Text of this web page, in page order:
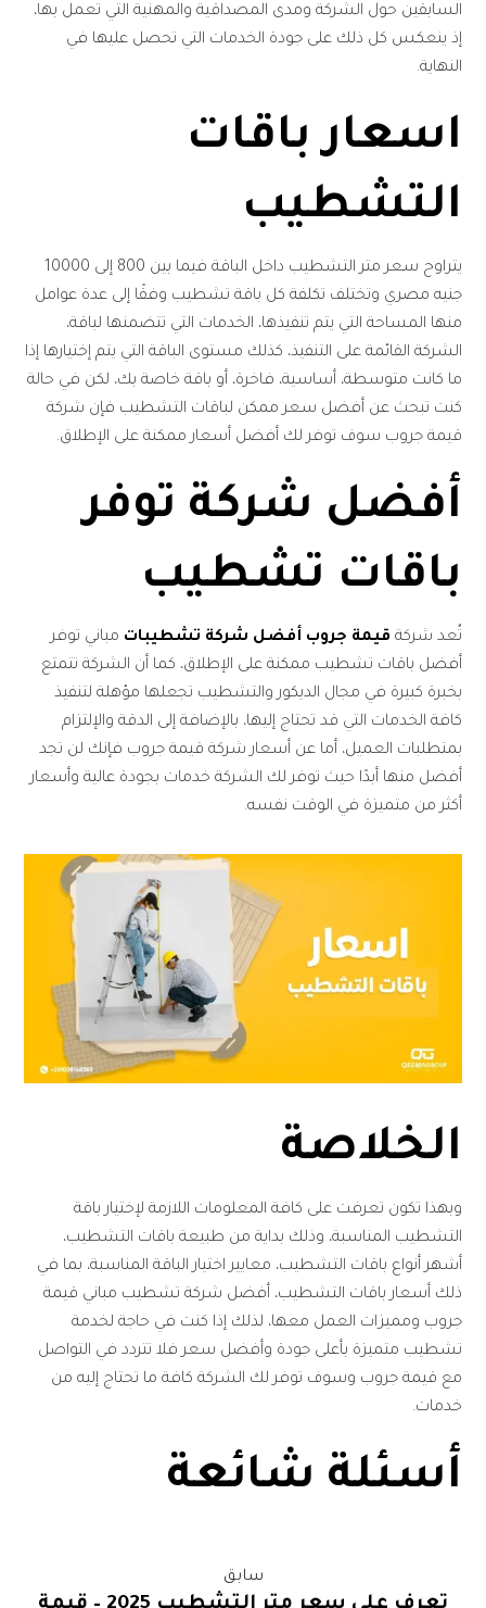
السابقين حول الشركة ومدى المصداقية والمهنية التي تعمل بها،
إذ ينعكس كل ذلك على جودة الخدمات التي تحصل عليها في
النهاية.
اسعار باقات
التشطيب
يتراوح سعر متر التشطيب داخل الباقة فيما بين 800 إلى 10000
جنيه مصري وتختلف تكلفة كل باقة تشطيب وفقًا إلى عدة عوامل
منها المساحة التي يتم تنفيذها، الخدمات التي تتضمنها لباقة،
الشركة القائمة على التنفيذ، كذلك مستوى الباقة التي يتم إختيارها إذا
ما كانت متوسطة، أساسية، فاخرة، أو باقة خاصة بك، لكن في حالة
كنت تبحث عن أفضل سعر ممكن لباقات التشطيب فإن شركة
قيمة جروب سوف توفر لك أفضل أسعار ممكنة على الإطلاق.
أفضل شركة توفر
باقات تشطيب
تُعد شركة قيمة جروب أفضل شركة تشطيبات مباني توفر
أفضل باقات تشطيب ممكنة على الإطلاق، كما أن الشركة تتمتع
بخبرة كبيرة في مجال الديكور والتشطيب تجعلها مؤهلة لتنفيذ
كافة الخدمات التي قد تحتاج إليها، بالإضافة إلى الدقة والإلتزام
بمتطلبات العميل، أما عن أسعار شركة قيمة جروب فإنك لن تجد
أفضل منها أبدًا حيث توفر لك الشركة خدمات بجودة عالية وأسعار
أكثر من متميزة في الوقت نفسه.
الخلاصة
وبهذا تكون تعرفت على كافة المعلومات اللازمة لإختيار باقة
التشطيب المناسبة، وذلك بداية من طبيعة باقات التشطيب،
أشهر أنواع باقات التشطيب، معايير اختيار الباقة المناسبة، بما في
ذلك أسعار باقات التشطيب، أفضل شركة تشطيب مباني قيمة
جروب ومميزات العمل معها، لذلك إذا كنت في حاجة لخدمة
تشطيب متميزة بأعلى جودة وأفضل سعر فلا تتردد في التواصل
مع قيمة جروب وسوف توفر لك الشركة كافة ما تحتاج إليه من
خدمات.
أسئلة شائعة
سابق